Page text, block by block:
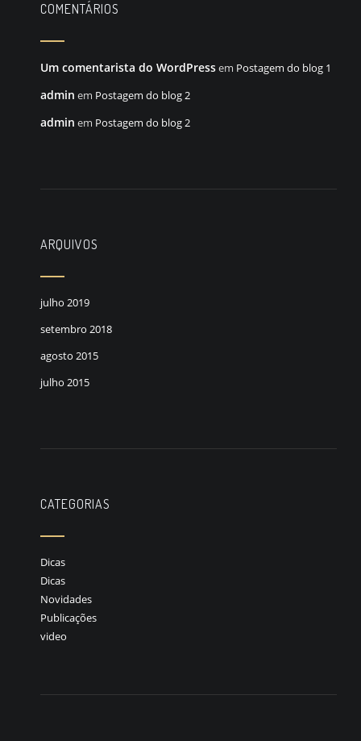
COMENTÁRIOS
Um comentarista do WordPressem Postagem do blog 1
admin em Postagem do blog 2
admin em Postagem do blog 2
ARQUIVOS
julho 2019
setembro 2018
agosto 2015
julho 2015
CATEGORIAS
Dicas
Dicas
Novidades
Publicações
video